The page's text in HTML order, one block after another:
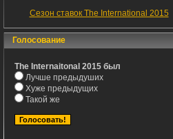
Сезон ставок The International 2015
Голосование
The Internaitonal 2015 был
Лучше предыдуших
Хуже предыдущих
Такой же